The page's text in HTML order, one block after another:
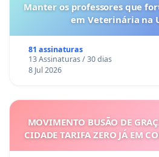
Manter os professores que
em Veterinária na
81 assinaturas
13 Assinaturas / 30 dias
8 Jul 2026
MOVIMENTO BUSÃO DE
CIDADE TARIFA ZERO JÁ EM